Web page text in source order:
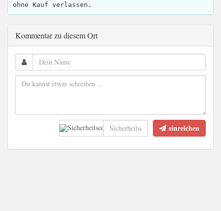
ohne Kauf verlassen.
Kommentar zu diesem Ort
einreichen